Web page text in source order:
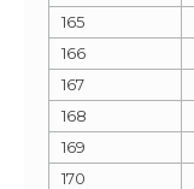
165
166
167
168
169
170